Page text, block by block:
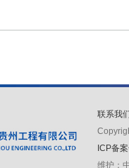
联系我
ICP备
维护：